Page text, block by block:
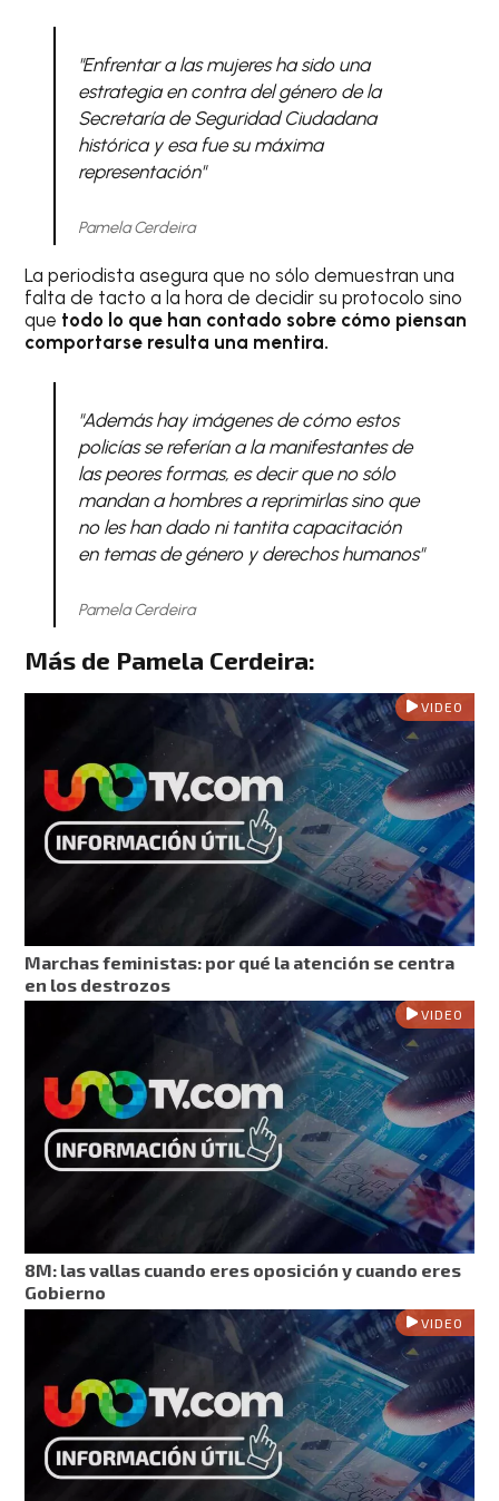
"Enfrentar a las mujeres ha sido una
estrategia en contra del género de la
Secretaría de Seguridad Ciudadana
histórica y esa fue su máxima
representación"
Pamela Cerdeira
La periodista asegura que no sólo demuestran una
falta de tacto a la hora de decidir su protocolo sino
que todo lo que han contado sobre cómo piensan
comportarse resulta una mentira.
"Además hay imágenes de cómo estos
policías se referían a la manifestantes de
las peores formas, es decir que no sólo
mandan a hombres a reprimirlas sino que
no les han dado ni tantita capacitación
en temas de género y derechos humanos"
Pamela Cerdeira
Más de Pamela Cerdeira:
VIDEO
Marchas feministas: por qué la atención se centra
en los destrozos
VIDEO
8M: las vallas cuando eres oposición y cuando eres
Gobierno
VIDEO